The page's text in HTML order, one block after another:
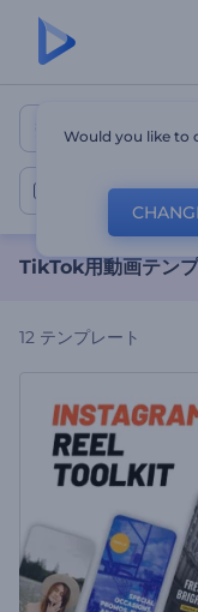
TikTok用
Tiktok動画
TikTok用動画テン
12 テンプレート
Would you like to